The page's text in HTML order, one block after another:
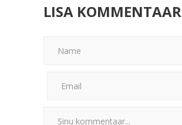
LISA KOMMENTAAR